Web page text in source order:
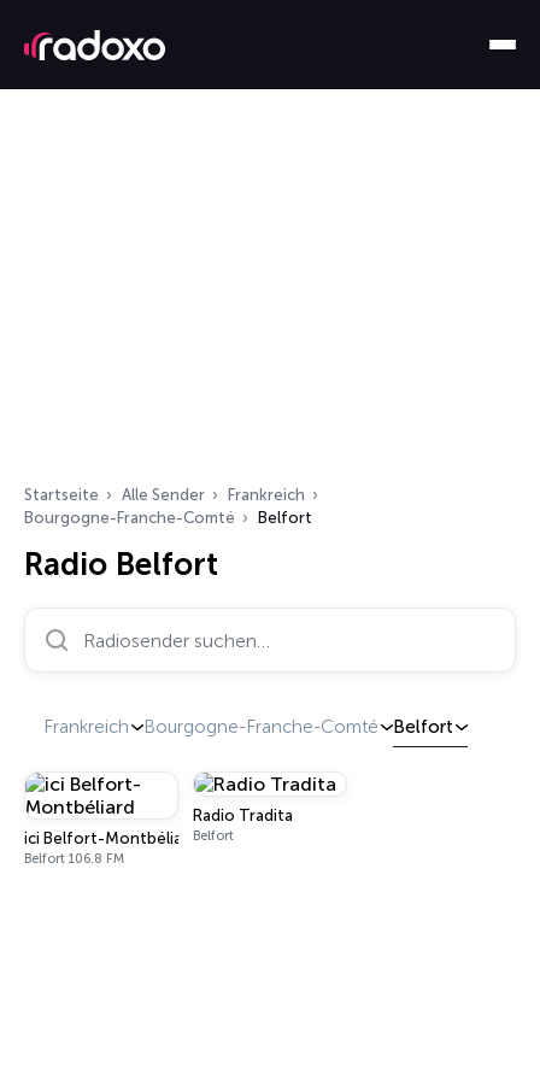
Startseite Alle Sender
Frankreich
Bourgogne-Franche-Comté
Belfort
Radio Belfort
Frankreich Bourgogne-Franche-Comté Belfort
ici Belfort-Montbéliard
Belfort 106.8 FM
Radio Tradita
Belfort